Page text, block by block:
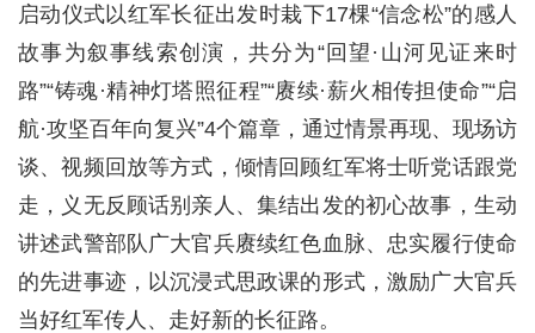
启动仪式以红军长征出发时栽下17棵“信念松”的感人
故事为叙事线索创演，共分为“回望·山河见证来时
路”“铸魂·精神灯塔照征程”“赓续·薪火相传担使命”“启
航·攻坚百年向复兴”4个篇章，通过情景再现、现场访
谈、视频回放等方式，倾情回顾红军将士听党话跟党
走，义无反顾话别亲人、集结出发的初心故事，生动
讲述武警部队广大官兵赓续红色血脉、忠实履行使命
的先进事迹，以沉浸式思政课的形式，激励广大官兵
当好红军传人、走好新的长征路。